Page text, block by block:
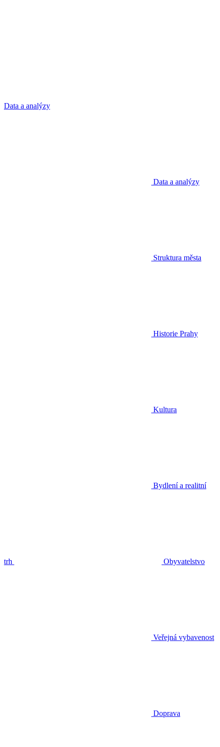
Data a analýzy
Data a analýzy
Struktura města
Historie Prahy
Kultura
Bydlení a realitní
trh Obyvatelstvo
Veřejná vybavenost
Doprava